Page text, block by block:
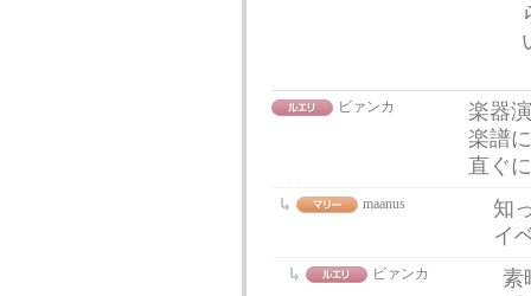
ビァンカ
楽器
楽譜
直ぐ
maanus
知
イ
ビァンカ
素